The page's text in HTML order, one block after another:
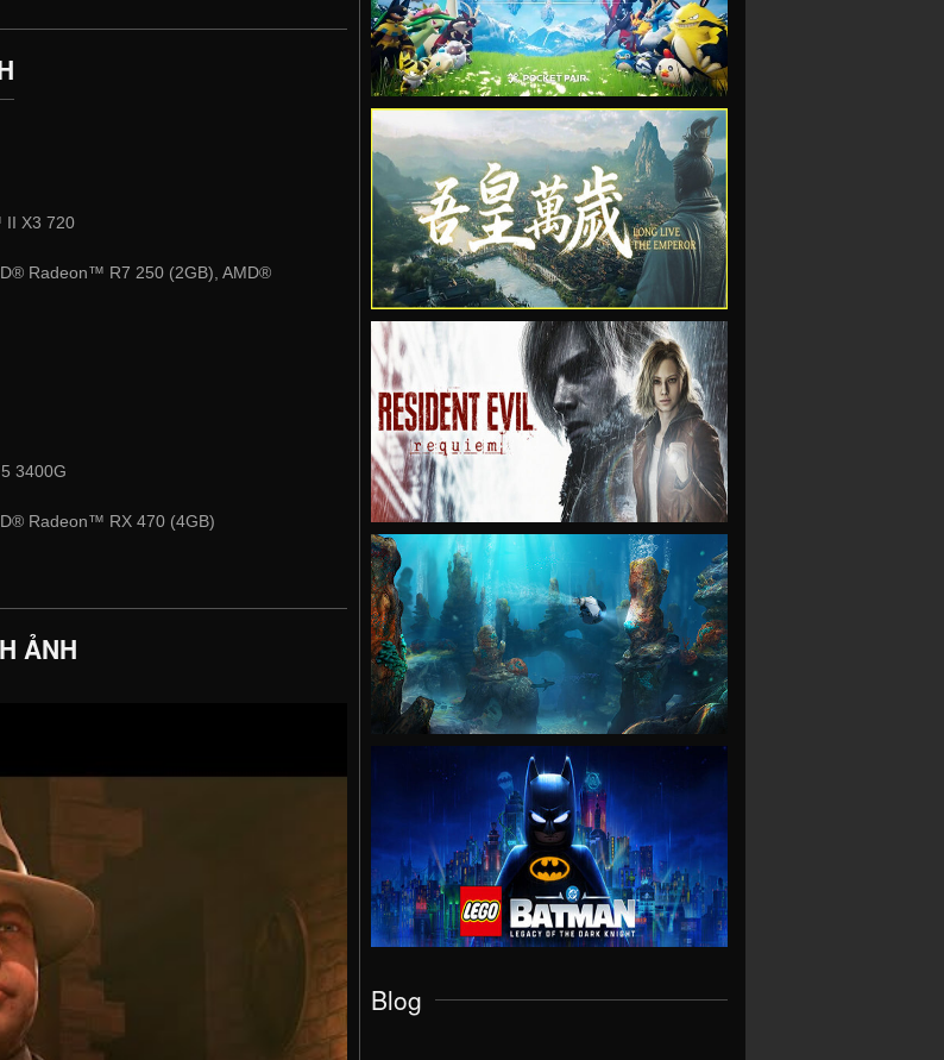
X3 720
Radeon™ R7 250 (2GB), AMD®
3400G
Radeon™ RX 470 (4GB)
ẢNH
VIEW
VIEW
VIEW
VIEW
Blog